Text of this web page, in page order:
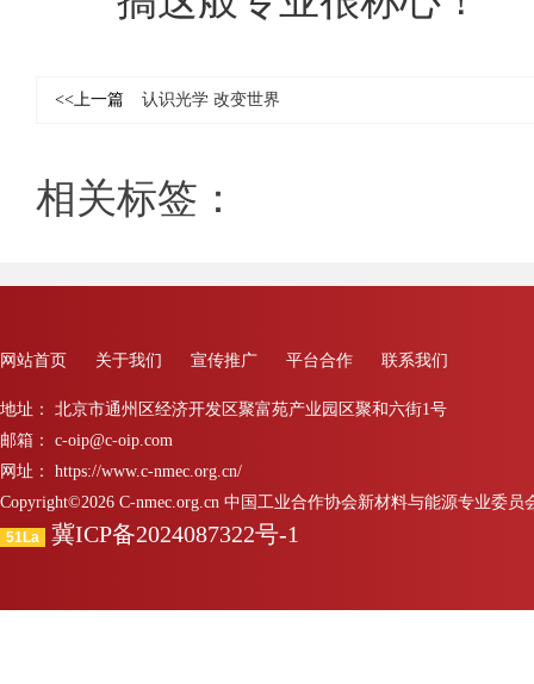
<<上一篇 认识光学 改变世界
相关标签：
网站首页 关于我们 宣传推广 平台合作 联系我们
地址： 北京市通州区经济开发区聚富苑产业园区聚和六街1号
邮箱： c-oip@c-oip.com
网址： https://www.c-nmec.org.cn/
Copyright©2026 C-nmec.org.cn 中国工业合作协会新材料与能源专业委员
51La 冀ICP备2024087322号-1